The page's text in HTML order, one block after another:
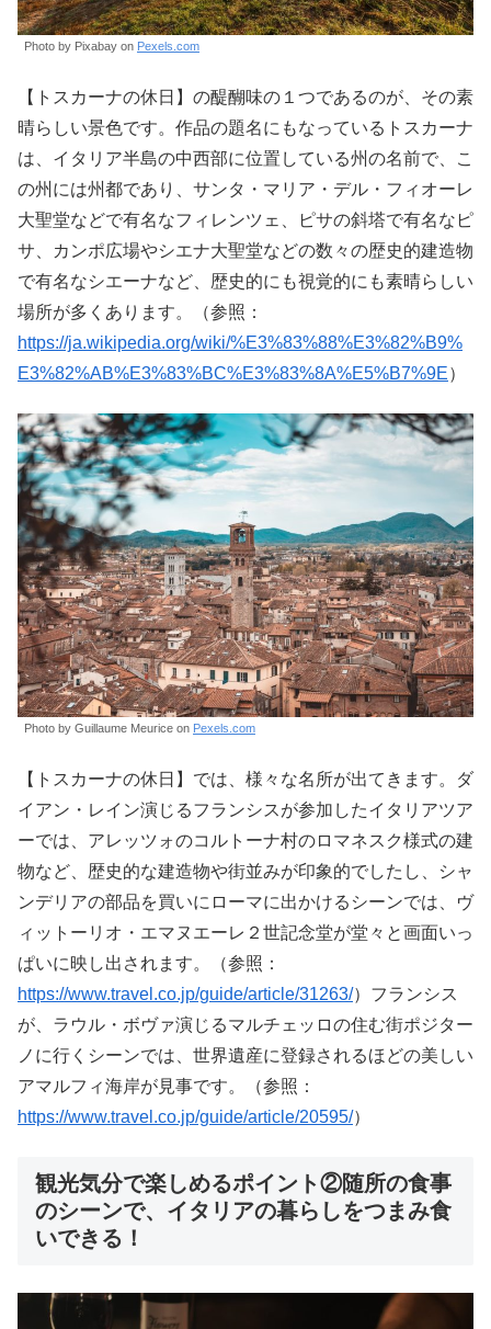
Photo by Pixabay on Pexels.com
【トスカーナの休日】の醍醐味の１つであるのが、その素
晴らしい景色です。作品の題名にもなっているトスカーナ
は、イタリア半島の中西部に位置している州の名前で、こ
の州には州都であり、サンタ・マリア・デル・フィオーレ
大聖堂などで有名なフィレンツェ、ピサの斜塔で有名なピ
サ、カンポ広場やシエナ大聖堂などの数々の歴史的建造物
で有名なシエーナなど、歴史的にも視覚的にも素晴らしい
場所が多くあります。（参照：
https://ja.wikipedia.org/wiki/%E3%83%88%E3%82%B9%
E3%82%AB%E3%83%BC%E3%83%8A%E5%B7%9E）
Photo by Guillaume Meurice on Pexels.com
【トスカーナの休日】では、様々な名所が出てきます。ダ
イアン・レイン演じるフランシスが参加したイタリアツア
ーでは、アレッツォのコルトーナ村のロマネスク様式の建
物など、歴史的な建造物や街並みが印象的でしたし、シャ
ンデリアの部品を買いにローマに出かけるシーンでは、ヴ
ィットーリオ・エマヌエーレ２世記念堂が堂々と画面いっ
ぱいに映し出されます。（参照：
https://www.travel.co.jp/guide/article/31263/）フランシス
が、ラウル・ボヴァ演じるマルチェッロの住む街ポジター
ノに行くシーンでは、世界遺産に登録されるほどの美しい
アマルフィ海岸が見事です。（参照：
https://www.travel.co.jp/guide/article/20595/）
観光気分で楽しめるポイント②随所の食事
のシーンで、イタリアの暮らしをつまみ食
いできる！